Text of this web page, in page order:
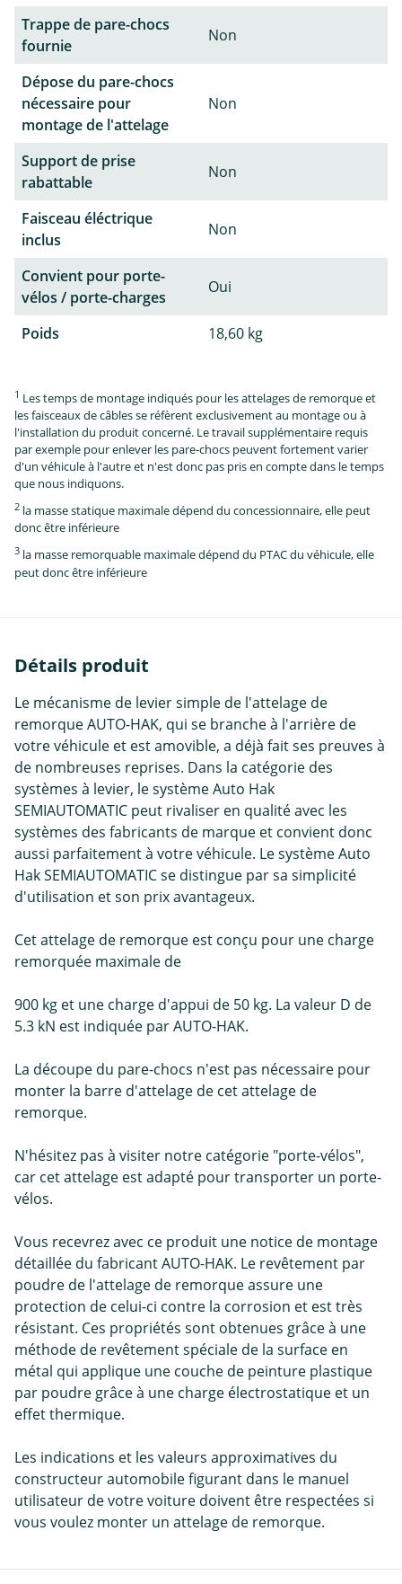
Trappe de pare-chocs
fournie
Non
Dépose du pare-chocs
nécessaire pour
montage de l'attelage
Non
Support de prise
rabattable
Non
Faisceau éléctrique
inclus
Non
Convient pour porte-
vélos / porte-charges
Oui
Poids 18,60 kg
1 Les temps de montage indiqués pour les attelages de remorque et
les faisceaux de câbles se réfèrent exclusivement au montage ou à
l'installation du produit concerné. Le travail supplémentaire requis
par exemple pour enlever les pare-chocs peuvent fortement varier
d'un véhicule à l'autre et n'est donc pas pris en compte dans le temps
que nous indiquons.
2 la masse statique maximale dépend du concessionnaire, elle peut
donc être inférieure
3 la masse remorquable maximale dépend du PTAC du véhicule, elle
peut donc être inférieure
Détails produit
Le mécanisme de levier simple de l'attelage de
remorque AUTO-HAK, qui se branche à l'arrière de
votre véhicule et est amovible, a déjà fait ses preuves à
de nombreuses reprises. Dans la catégorie des
systèmes à levier, le système Auto Hak
SEMIAUTOMATIC peut rivaliser en qualité avec les
systèmes des fabricants de marque et convient donc
aussi parfaitement à votre véhicule. Le système Auto
Hak SEMIAUTOMATIC se distingue par sa simplicité
d'utilisation et son prix avantageux.
Cet attelage de remorque est conçu pour une charge
remorquée maximale de
900 kg et une charge d'appui de 50 kg. La valeur D de
5.3 kN est indiquée par AUTO-HAK.
La découpe du pare-chocs n'est pas nécessaire pour
monter la barre d'attelage de cet attelage de
remorque.
N'hésitez pas à visiter notre catégorie "porte-vélos",
car cet attelage est adapté pour transporter un porte-
vélos.
Vous recevrez avec ce produit une notice de montage
détaillée du fabricant AUTO-HAK. Le revêtement par
poudre de l'attelage de remorque assure une
protection de celui-ci contre la corrosion et est très
résistant. Ces propriétés sont obtenues grâce à une
méthode de revêtement spéciale de la surface en
métal qui applique une couche de peinture plastique
par poudre grâce à une charge électrostatique et un
effet thermique.
Les indications et les valeurs approximatives du
constructeur automobile figurant dans le manuel
utilisateur de votre voiture doivent être respectées si
vous voulez monter un attelage de remorque.